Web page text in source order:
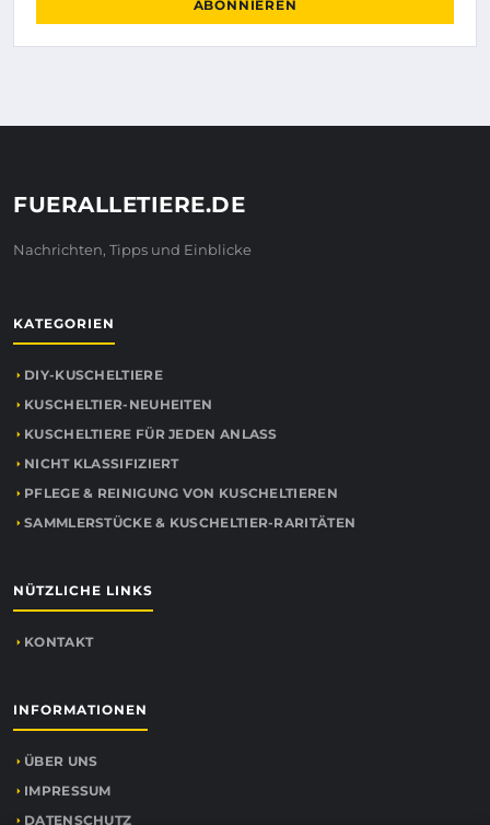
ABONNIEREN
FUERALLETIERE.DE
Nachrichten, Tipps und Einblicke
KATEGORIEN
DIY-KUSCHELTIERE
KUSCHELTIER-NEUHEITEN
KUSCHELTIERE FÜR JEDEN ANLASS
NICHT KLASSIFIZIERT
PFLEGE & REINIGUNG VON KUSCHELTIEREN
SAMMLERSTÜCKE & KUSCHELTIER-RARITÄTEN
NÜTZLICHE LINKS
KONTAKT
INFORMATIONEN
ÜBER UNS
IMPRESSUM
DATENSCHUTZ